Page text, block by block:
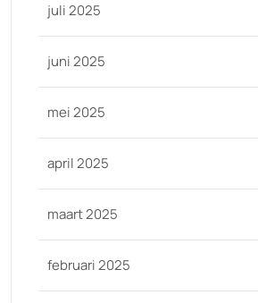
juli 2025
juni 2025
mei 2025
april 2025
maart 2025
februari 2025